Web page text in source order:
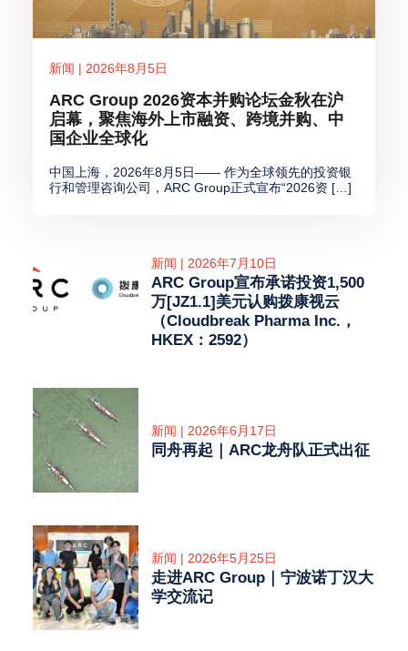
新闻 | 2026年8月5日
ARC Group 2026资本并购论坛金秋在沪
启幕，聚焦海外上市融资、跨境并购、中
国企业全球化
中国上海，2026年8月5日—— 作为全球领先的投资银
行和管理咨询公司，ARC Group正式宣布“2026资 […]
新闻 | 2026年7月10日
ARC Group宣布承诺投资1,500
万[JZ1.1]美元认购拨康视云
（Cloudbreak Pharma Inc.，
HKEX：2592）
新闻 | 2026年6月17日
同舟再起｜ARC龙舟队正式出征
新闻 | 2026年5月25日
走进ARC Group｜宁波诺丁汉大
学交流记